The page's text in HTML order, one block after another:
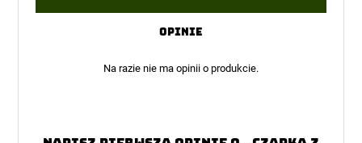
na
Opinie
Na razie nie ma opinii o produkcie.